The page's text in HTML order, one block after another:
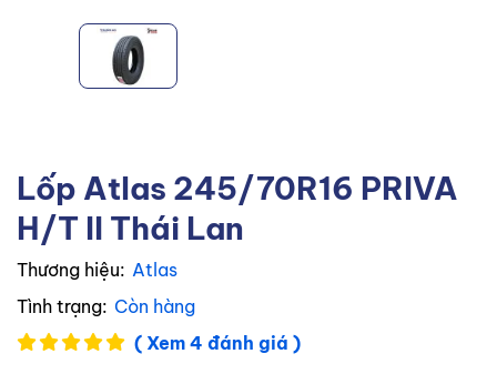
Lốp Atlas 245/70R16 PRIVA
H/T II Thái Lan
Thương hiệu: Atlas
Tình trạng: Còn hàng
( Xem 4 đánh giá )